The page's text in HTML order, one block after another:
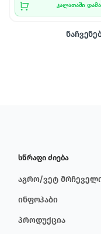
კალათაში
სწრაფი ძიება
აგრო/ვეტ
ინფოჰაბი
პროდუქცია